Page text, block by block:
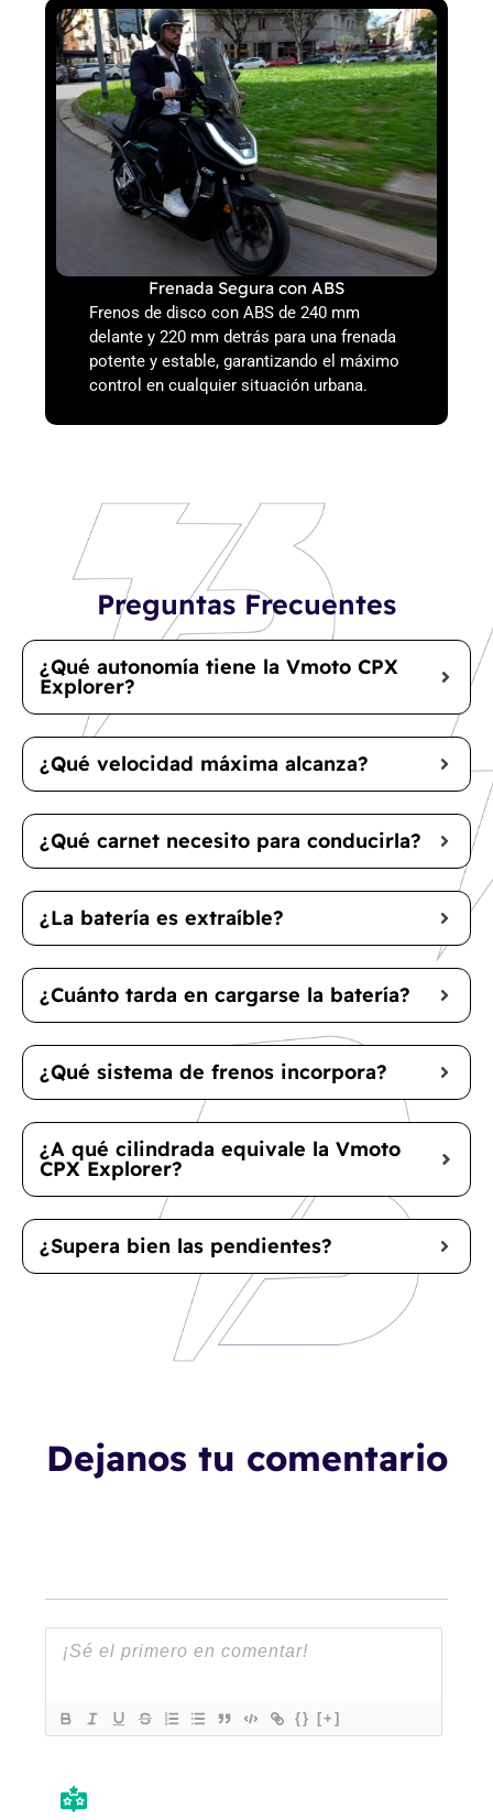
Frenada Segura con ABS
Frenos de disco con ABS de 240 mm
delante y 220 mm detrás para una frenada
potente y estable, garantizando el máximo
control en cualquier situación urbana.
Preguntas Frecuentes
¿Qué autonomía tiene la Vmoto CPX
Explorer?
¿Qué velocidad máxima alcanza?
¿Qué carnet necesito para conducirla?
¿La batería es extraíble?
¿Cuánto tarda en cargarse la batería?
¿Qué sistema de frenos incorpora?
¿A qué cilindrada equivale la Vmoto
CPX Explorer?
¿Supera bien las pendientes?
Dejanos tu comentario
{} [+]